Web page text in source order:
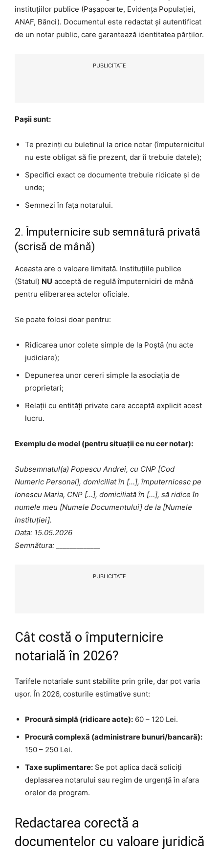
instituțiilor publice (Pașapoarte, Evidența Populației,
ANAF, Bănci). Documentul este redactat și autentificat
de un notar public, care garantează identitatea părților.
PUBLICITATE
Pașii sunt:
Te prezinți cu buletinul la orice notar (împuternicitul
nu este obligat să fie prezent, dar îi trebuie datele);
Specifici exact ce documente trebuie ridicate și de
unde;
Semnezi în fața notarului.
2. Împuternicire sub semnătură privată
(scrisă de mână)
Aceasta are o valoare limitată. Instituțiile publice
(Statul) NU acceptă de regulă împuterniciri de mână
pentru eliberarea actelor oficiale.
Se poate folosi doar pentru:
Ridicarea unor colete simple de la Poștă (nu acte
judiciare);
Depunerea unor cereri simple la asociația de
proprietari;
Relații cu entități private care acceptă explicit acest
lucru.
Exemplu de model (pentru situații ce nu cer notar):
Subsemnatul(a) Popescu Andrei, cu CNP [Cod
Numeric Personal], domiciliat în […], împuternicesc pe
Ionescu Maria, CNP […], domiciliată în […], să ridice în
numele meu [Numele Documentului] de la [Numele
Instituției].
Data: 15.05.2026
Semnătura: _____________
PUBLICITATE
Cât costă o împuternicire
notarială în 2026?
Tarifele notariale sunt stabilite prin grile, dar pot varia
ușor. În 2026, costurile estimative sunt:
Procură simplă (ridicare acte): 60 – 120 Lei.
Procură complexă (administrare bunuri/bancară):
150 – 250 Lei.
Taxe suplimentare: Se pot aplica dacă soliciți
deplasarea notarului sau regim de urgență în afara
orelor de program.
Redactarea corectă a
documentelor cu valoare juridică